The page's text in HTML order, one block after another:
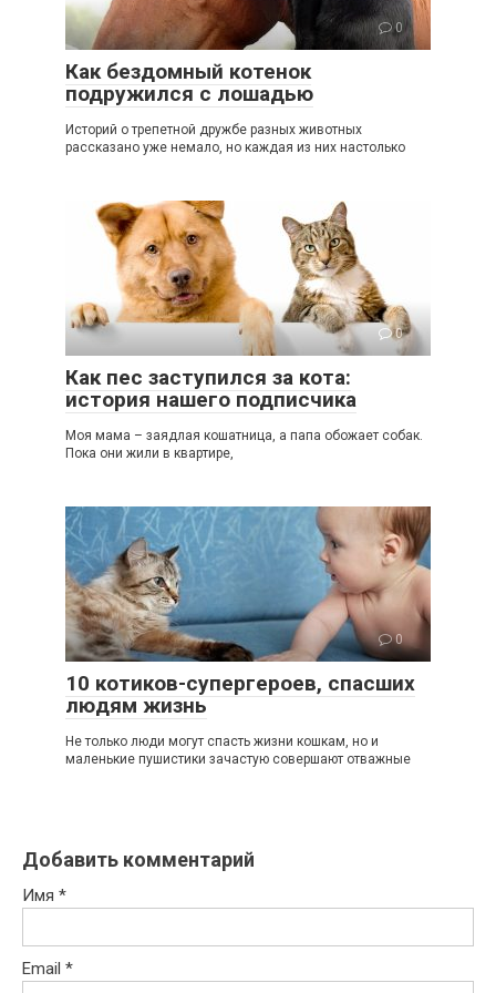
0
Как бездомный котенок
подружился с лошадью
Историй о трепетной дружбе разных животных
рассказано уже немало, но каждая из них настолько
0
Как пес заступился за кота:
история нашего подписчика
Моя мама – заядлая кошатница, а папа обожает собак.
Пока они жили в квартире,
0
10 котиков-супергероев, спасших
людям жизнь
Не только люди могут спасть жизни кошкам, но и
маленькие пушистики зачастую совершают отважные
Добавить комментарий
Имя *
Email *